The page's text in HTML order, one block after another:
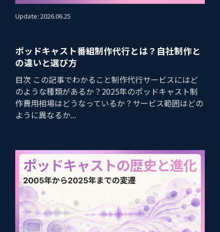
Update: 2026.06.25
ポッドキャスト番組制作代行とは？自社制作と
の違いと選び方
目次 この記事でわかること制作代行サービスにはど
のような種類があるか？2025年のポッドキャスト制
作費用相場はどうなっているか？サービス範囲はどの
ように異なるか...